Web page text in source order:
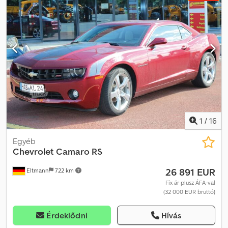
fenntartjuk.
1 / 16
Eltmann 722 km
Egyéb
Chevrolet Camaro RS
26 891 EUR
Fix ár plusz ÁFA-val
(32 000 EUR bruttó)
Érdeklődni Hívás